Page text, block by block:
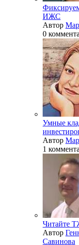
ИЖС
Автор
0
Умные
Автор
1
Читайте
Автор
Савинова